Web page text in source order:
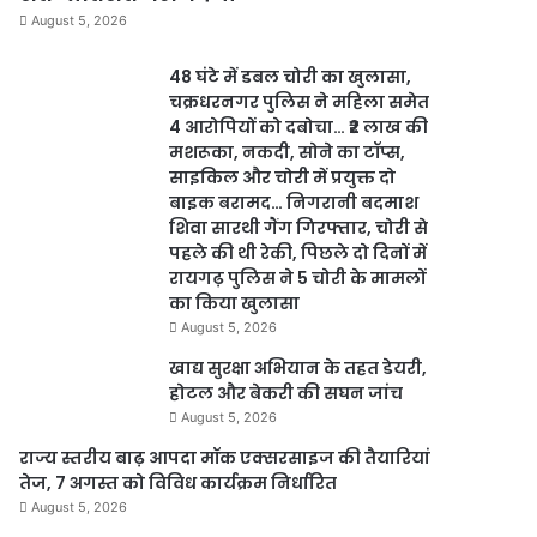
August 5, 2026
48 घंटे में डबल चोरी का खुलासा,
चक्रधरनगर पुलिस ने महिला समेत
4 आरोपियों को दबोचा… ₹2 लाख की
मशरूका, नकदी, सोने का टॉप्स,
साइकिल और चोरी में प्रयुक्त दो
बाइक बरामद… निगरानी बदमाश
शिवा सारथी गैंग गिरफ्तार, चोरी से
पहले की थी रेकी, पिछले दो दिनों में
रायगढ़ पुलिस ने 5 चोरी के मामलों
का किया खुलासा
August 5, 2026
खाद्य सुरक्षा अभियान के तहत डेयरी,
होटल और बेकरी की सघन जांच
August 5, 2026
राज्य स्तरीय बाढ़ आपदा मॉक एक्सरसाइज की तैयारियां
तेज, 7 अगस्त को विविध कार्यक्रम निर्धारित
August 5, 2026